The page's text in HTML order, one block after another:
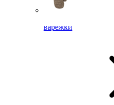
варежки